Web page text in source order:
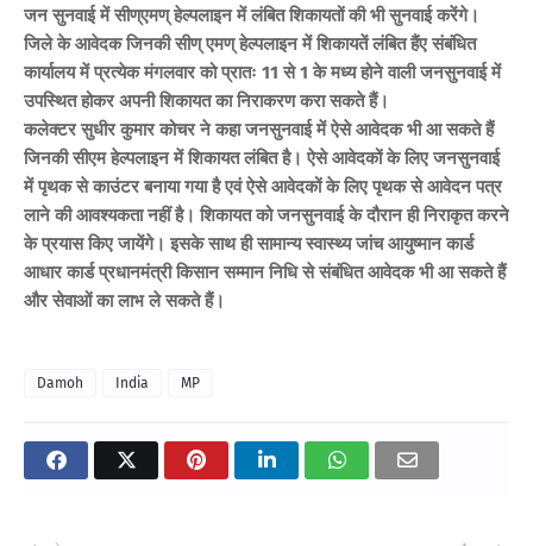
जन सुनवाई में सीण्एमण् हेल्पलाइन में लंबित शिकायतों की भी सुनवाई करेंगे।
जिले के आवेदक जिनकी सीण् एमण् हेल्पलाइन में शिकायतें लंबित हैंए संबंधित
कार्यालय में प्रत्येक मंगलवार को प्रातः 11 से 1 के मध्य होने वाली जनसुनवाई में
उपस्थित होकर अपनी शिकायत का निराकरण करा सकते हैं।
कलेक्टर सुधीर कुमार कोचर ने कहा जनसुनवाई में ऐसे आवेदक भी आ सकते हैं
जिनकी सीएम हेल्पलाइन में शिकायत लंबित है। ऐसे आवेदकों के लिए जनसुनवाई
में पृथक से काउंटर बनाया गया है एवं ऐसे आवेदकों के लिए पृथक से आवेदन पत्र
लाने की आवश्यकता नहीं है। शिकायत को जनसुनवाई के दौरान ही निराकृत करने
के प्रयास किए जायेंगे। इसके साथ ही सामान्य स्वास्थ्य जांच आयुष्मान कार्ड
आधार कार्ड प्रधानमंत्री किसान सम्मान निधि से संबंधित आवेदक भी आ सकते हैं
और सेवाओं का लाभ ले सकते हैं।
Damoh India MP